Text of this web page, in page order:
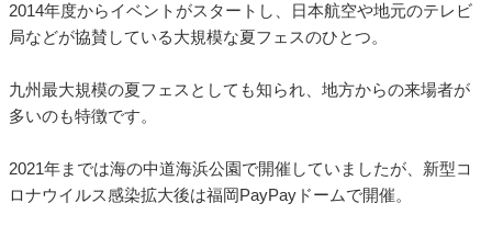
2014年度からイベントがスタートし、日本航空や地元のテレビ
局などが協賛している大規模な夏フェスのひとつ。
九州最大規模の夏フェスとしても知られ、地方からの来場者が
多いのも特徴です。
2021年までは海の中道海浜公園で開催していましたが、新型コ
ロナウイルス感染拡大後は福岡PayPayドームで開催。